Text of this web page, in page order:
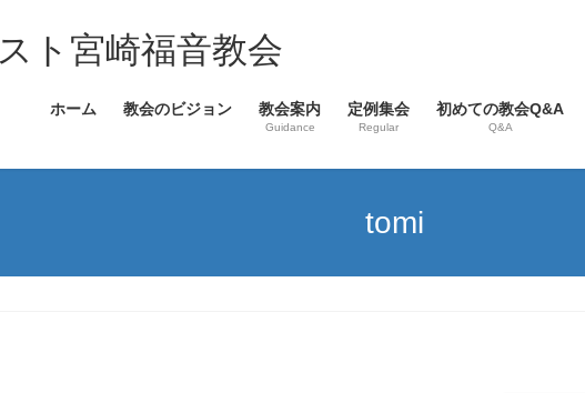
ト宮崎福音教会
ホーム 教会のビジョン 教会案内
Guidance
定例集会
Regular
初めての教会Q&A
Q&A
tomi